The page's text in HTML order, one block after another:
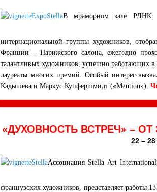
В мраморном зале РДНК
интернациональной группы художников,
Франции – Парижского салона, ежегодно
талантливых художников, успешно работающих в
лауреаты многих премий. Особый интерес
Кадышева и Маркус Купфершмидт («Mention»).
«ДУХОВНОСТЬ ВСТРЕЧ» –
22 –
Ассоциация Stella Art
французских художников, представляет